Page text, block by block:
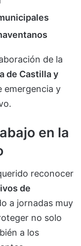
de la
de Castilla y
emergencia y
en la
reconocer
de
a jornadas muy
no solo
a los